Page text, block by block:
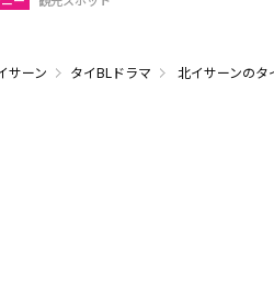
サーン タイBLドラマ 北イサーンのタ